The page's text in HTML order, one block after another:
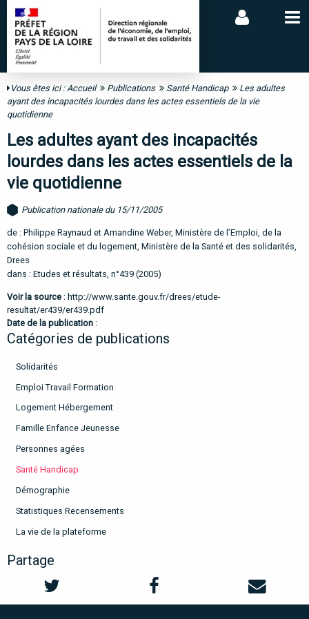
Vous êtes ici :Accueil Publications Santé Handicap
Les adultes
ayant des incapacités lourdes dans les actes essentiels de la vie
quotidienne
Les adultes ayant des incapacités
lourdes dans les actes essentiels de la
vie quotidienne
Publication nationale du 15/11/2005
de : Philippe Raynaud et Amandine Weber, Ministère de l’Emploi, de la
cohésion sociale et du logement, Ministère de la Santé et des solidarités,
Drees
dans : Etudes et résultats, n°439 (2005)
Voir la source : http://www.sante.gouv.fr/drees/etude-
resultat/er439/er439.pdf
Date de la publication :
Catégories de publications
Solidarités
Emploi Travail Formation
Logement Hébergement
Famille Enfance Jeunesse
Personnes agées
Santé Handicap
Démographie
Statistiques Recensements
La vie de la plateforme
Partage